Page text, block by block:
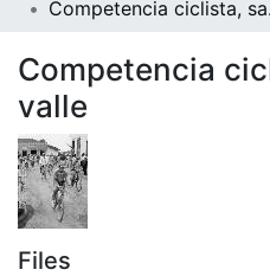
Competencia
valle
Files